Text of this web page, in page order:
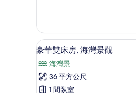
人
床,
山
景
的
雙
人
房,
張
特
大
顯
豪
華
10
豪華雙床房, 海灣景觀
海灣景
36 平方公尺
1 間臥室